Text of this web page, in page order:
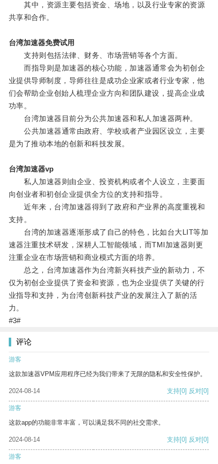
其中，资源主要包括资金、场地，以及行业专家的资源
共享和合作。
台湾加速器免费试用
支持则包括法律、财务、市场营销等各个方面。
而指导则是加速器的核心功能，加速器通常会为初创企
业提供导师制度，导师往往是成功企业家或者行业专家，他
们会帮助企业创始人梳理企业方向和团队建设，提高企业成
功率。
台湾加速器目前分为公共加速器和私人加速器两种。
公共加速器通常由政府、学校或者产业园区设立，主要
是为了推动本地的创新和科技发展。
台湾加速器vp
私人加速器则由企业、投资机构或者个人设立，主要面
向创业者和初创企业提供全方位的支持和指导。
近年来，台湾加速器得到了政府和产业界的高度重视和
支持。
台湾的加速器逐渐形成了自己的特色，比如台大LIT等加
速器注重技术研发，深耕人工智能领域，而TMI加速器则更
注重企业在市场营销和商业模式方面的培养。
总之，台湾加速器作为台湾新兴科技产业的新动力，不
仅为初创企业提供了资金和资源，也为企业提供了关键的行
业指导和支持，为台湾创新科技产业的发展注入了新的活
力。
#3#
评论
游客
这款加速器VPM应用程序已经为我们带来了无限的隐私和安全性保护。
2024-08-14 支持[0] 反对[0]
游客
这款app的功能非常丰富，可以满足我不同的社交需求。
2024-08-14 支持[0] 反对[0]
游客